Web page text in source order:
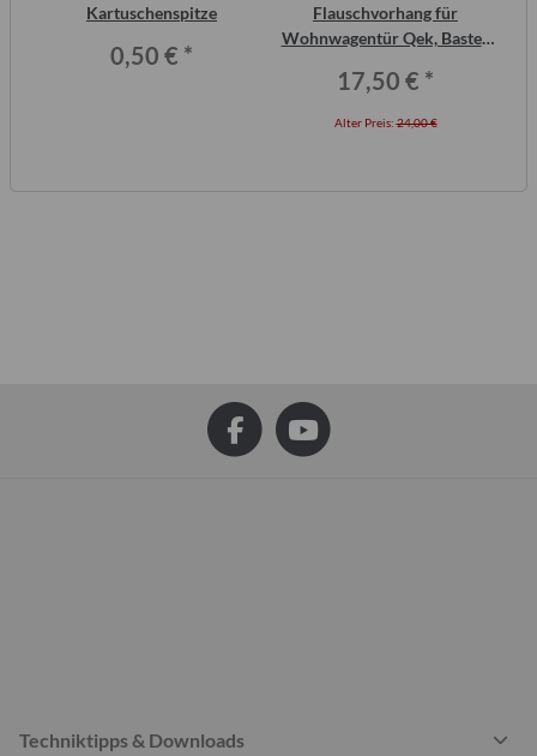
Kartuschenspitze
0,50 € *
Flauschvorhang für
Wohnwagentür Qek, Bastei,
17,50 € *
Alter Preis:24,00 €
Techniktipps & Downloads